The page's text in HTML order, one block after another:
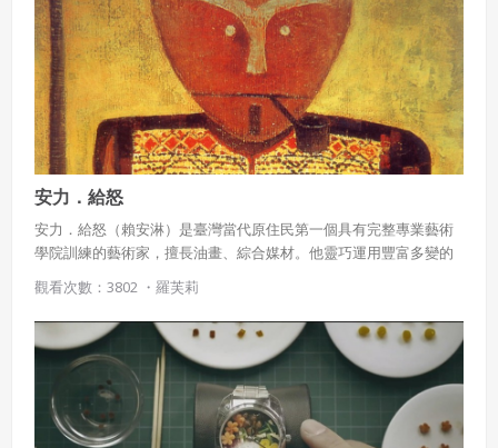
安力．給怒
安力．給怒（賴安淋）是臺灣當代原住民第一個具有完整專業藝術
學院訓練的藝術家，擅長油畫、綜合媒材。他靈巧運用豐富多變的
圖騰、人像串連起族群文化特色，強調愛與捨己的重要性，反映人
生，在色彩鮮明的畫作上，帶出泰雅族人文化的特色性。
觀看次數：3802 ・ 羅芙莉